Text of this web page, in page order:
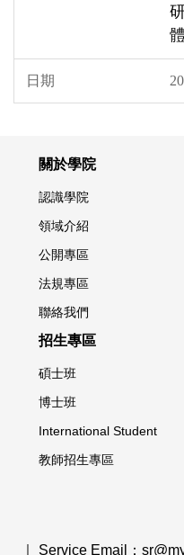
關於學院
認識學院
領域介紹
公開專區
法規專區
聯絡我們
招生專區
碩士班
博士班
International Student
教師招生專區
｜ Service Email：